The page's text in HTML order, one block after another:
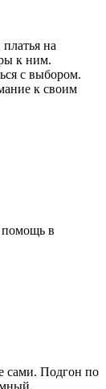
на
к ним.
с выбором.
к своим
помощь в
сами. Подгон по